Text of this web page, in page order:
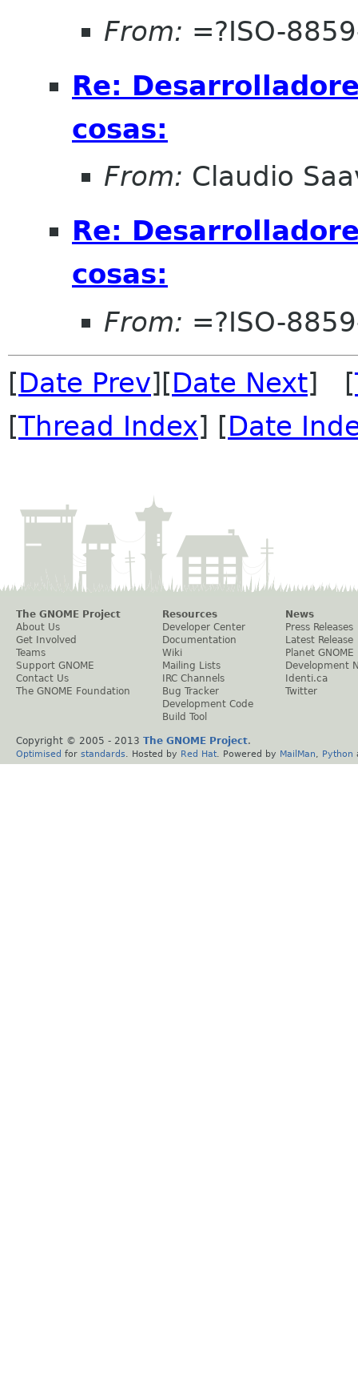
From: =?ISO-
Re:
cosas:
From: Claudio
Re:
cosas:
From: =?ISO-
[Date Prev][Date Next] [
[Thread Index] [Date
The GNOME Project
About Us
Get Involved
Teams
Support GNOME
Contact Us
The GNOME Foundation
Resources
Developer Center
Documentation
Wiki
Mailing Lists
IRC Channels
Bug Tracker
Development Code
Build Tool
News
Press Releases
Latest Release
Planet GNOME
Development
Identi.ca
Twitter
Copyright © 2005 - 2013 The GNOME Project.
Optimised for standards . Hosted by Red Hat . Powered by MailMan Python